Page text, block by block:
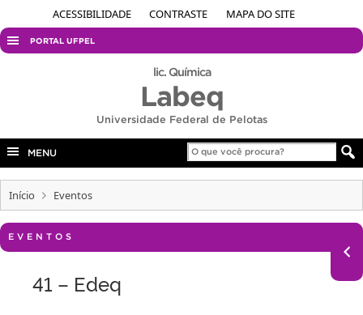
ACESSIBILIDADE CONTRASTE MAPA DO SITE
PORTAL UFPEL
CONCURSOS
EDITAIS
OUVIDORIA
TELEFONES
lic. Química
Labeq
Universidade Federal de Pelotas
MENU
Início Eventos
EVENTOS
41 – Edeq